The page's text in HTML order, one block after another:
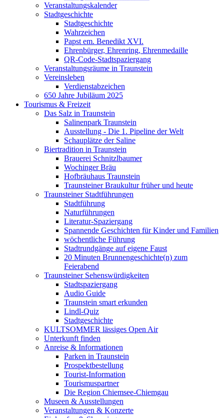
Veranstaltungskalender
Stadtgeschichte
Stadtgeschichte
Wahrzeichen
Papst em. Benedikt XVI.
Ehrenbürger, Ehrenring, Ehrenmedaille
QR-Code-Stadtspaziergang
Veranstaltungsräume in Traunstein
Vereinsleben
Verdienstabzeichen
650 Jahre Jubiläum 2025
Tourismus & Freizeit
Das Salz in Traunstein
Salinenpark Traunstein
Ausstellung - Die 1. Pipeline der Welt
Schauplätze der Saline
Biertradition in Traunstein
Brauerei Schnitzlbaumer
Wochinger Bräu
Hofbräuhaus Traunstein
Traunsteiner Braukultur früher und heute
Traunsteiner Stadtführungen
Stadtführung
Naturführungen
Literatur-Spaziergang
Spannende Geschichten für Kinder und Familien
wöchentliche Führung
Stadtrundgänge auf eigene Faust
20 Minuten Brunnengeschichte(n) zum
Feierabend
Traunsteiner Sehenswürdigkeiten
Stadtspaziergang
Audio Guide
Traunstein smart erkunden
Lindl-Quiz
Stadtgeschichte
KULTSOMMER lässiges Open Air
Unterkunft finden
Anreise & Informationen
Parken in Traunstein
Prospektbestellung
Tourist-Information
Tourismuspartner
Die Region Chiemsee-Chiemgau
Museen & Ausstellungen
Veranstaltungen & Konzerte